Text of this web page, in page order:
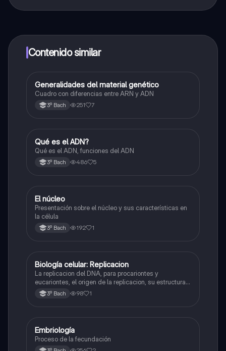
a determinadas funciones.
Contenido similar
Biología
Generalidades del material genético
Cuadro con diferencias entre ARN y ADN
3º Bach 251 7
Biología
Qué es el ADN?
Qué es el ADN, funciones del ADN
3º Bach 486 5
Biología
El núcleo
Presentación sobre el núcleo y sus características en
la célula
3º Bach 192 1
Biología
Biología celular: Replicacion
La replicacion del DNA, para procariontes y
eucariontes, el origen de la replicacion, su estructura y
las enzimas que participan en la síntesis, etc.
3º Bach 98 1
Biología
Embriología
Proceso de la fecundación